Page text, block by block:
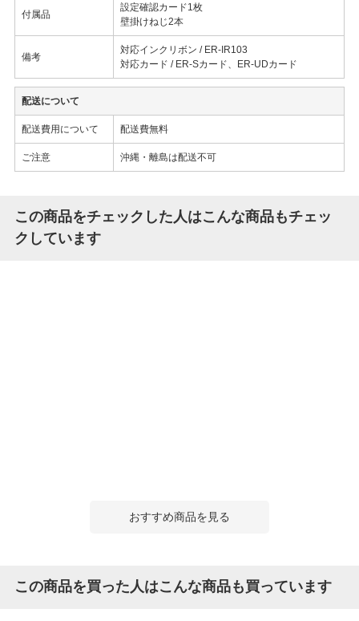
付属品
設定確認カード1枚
壁掛けねじ2本
備考
対応インクリボン / ER-IR103
対応カード / ER-Sカード、ER-UDカード
配送について
配送費用について 配送費無料
ご注意 沖縄・離島は配送不可
この商品をチェックした人はこんな商品もチェッ
クしています
おすすめ商品を見る
この商品を買った人はこんな商品も買っています